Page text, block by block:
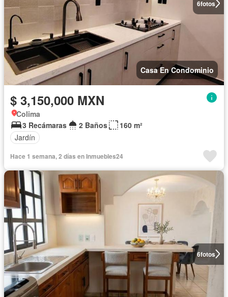
6fotos
Casa En Condominio
$ 3,150,000 MXN
Colima
3 Recámaras
2 Baños
160 m²
Jardín
Hace 1 semana, 2 días en Inmuebles24
6fotos